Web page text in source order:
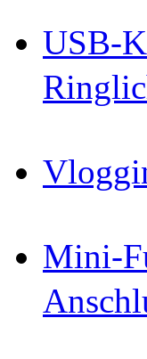
USB-
Mini-